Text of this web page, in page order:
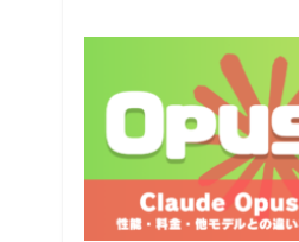
合、手順よりも「そも
か」という判断のほう
[…]